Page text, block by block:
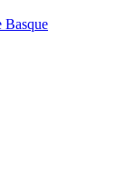
Basque